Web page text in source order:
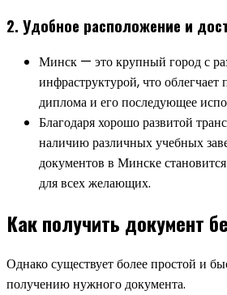
2. Удобное расположение и
Минск — это крупный город с
инфраструктурой, что облегчает
диплома и его последующее
Благодаря хорошо развитой
наличию различных учебных
документов в Минске
для всех желающих.
Как получить документ
Однако существует более простой и
получению нужного документа.